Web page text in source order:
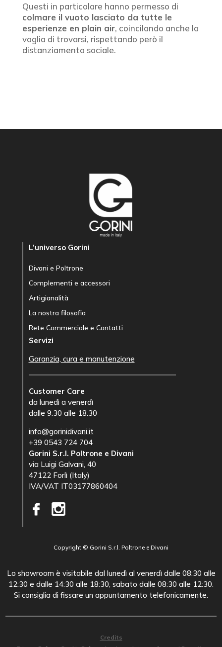
Questi in particolare hanno permesso di
colmare il vuoto lasciato da tutte le
esperienze en plain air, coincilando anche la
voglia di trovarsi, rispettando però il
distanziamento sociale.
L’universo Gorini
Divani e Poltrone
Complementi e accessori
Artigianalità
La nostra filosofia
Rete Commerciale e Contatti
Servizi
Garanzia, cura e manutenzione
Customer Care
da lunedì a venerdì
dalle 9.30 alle 18.30
info@gorinidivani.it
+39 0543 724 704
Gorini S.r.l. Poltrone e Divani
via Luigi Galvani, 40
47122 Forlì (Italy)
IVA/VAT IT03177860404
Copyright © Gorini S.r.l. Poltrone e Divani
Lo showroom è visitabile dal lunedì al venerdì dalle 08:30 alle
12:30 e dalle 14:30 alle 18:30, sabato dalle 08:30 alle 12:30.
Si consiglia di fissare un appuntamento telefonicamente.
Credits